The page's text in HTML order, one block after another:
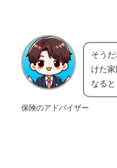
保険のアドバイザー
そう
けた
なると